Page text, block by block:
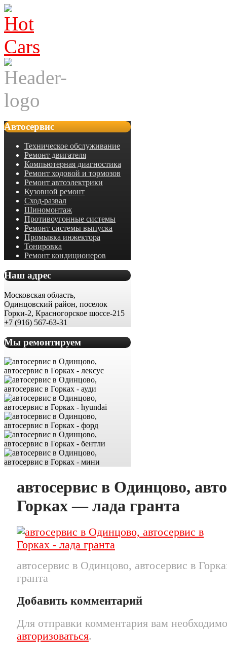
Автосервис
Техническое обслуживание
Ремонт двигателя
Компьютерная диагностика
Ремонт ходовой и тормозов
Ремонт автоэлектрики
Кузовной ремонт
Сход-развал
Шиномонтаж
Противоугонные системы
Ремонт системы выпуска
Промывка инжектора
Тонировка
Ремонт кондиционеров
Наш адрес
Московская область,
Одинцовский район, поселок
Горки-2, Красногорское шоссе-215
+7 (916) 567-63-31
Мы ремонтируем
автосервис в Одинцово,
Горках — лада гранта
автосервис в Одинцово, автосервис в
гранта
Добавить комментарий
Для отправки комментария вам необходимо
авторизоваться.